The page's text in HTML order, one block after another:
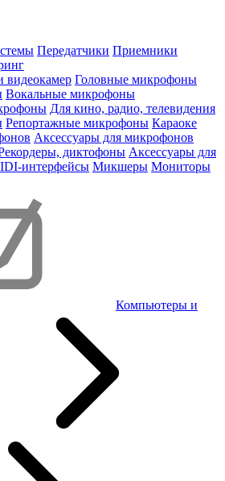
Передатчики Приемники
видеокамер Головные микрофоны
Вокальные микрофоны
Для кино, радио, телевидения
Репортажные микрофоны Караоке
Аксессуары для микрофонов
диктофоны Аксессуары для
интерфейсы Микшеры Мониторы
Компьютеры и